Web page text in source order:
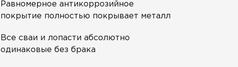
Равномерное антикоррозийное
покрытие полностью покрывает металл
Все сваи и лопасти абсолютно
одинаковые без брака